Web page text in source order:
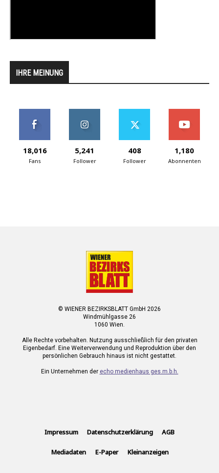
IHRE MEINUNG
18,016
Fans
5,241
Follower
408
Follower
1,180
Abonnenten
© WIENER BEZIRKSBLATT GmbH 2026
Windmühlgasse 26
1060 Wien.
Alle Rechte vorbehalten. Nutzung ausschließlich für den privaten
Eigenbedarf. Eine Weiterverwendung und Reproduktion über den
persönlichen Gebrauch hinaus ist nicht gestattet.
Ein Unternehmen der echo medienhaus ges.m.b.h.
Impressum Datenschutzerklärung AGB
Mediadaten E-Paper Kleinanzeigen